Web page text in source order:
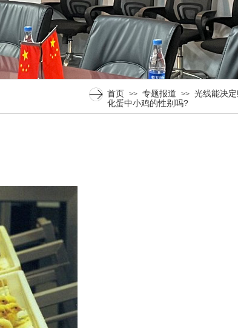
首页 >> 专题报道 >> 光线能决
化蛋中小鸡的性别吗?